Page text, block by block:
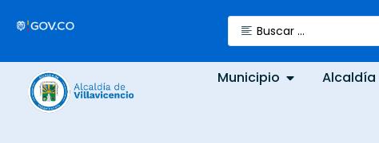
Municipio Alcaldía